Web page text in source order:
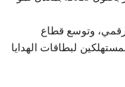
وتوسع قطاع
لبطاقات الهدايا